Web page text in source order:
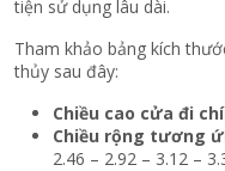
tiện sử dụng lâu dài.
Tham khảo bảng kích
thủy sau đây:
Chiều cao cửa đi
Chiều rộng tương
2.46 – 2.92 – 3.12 –